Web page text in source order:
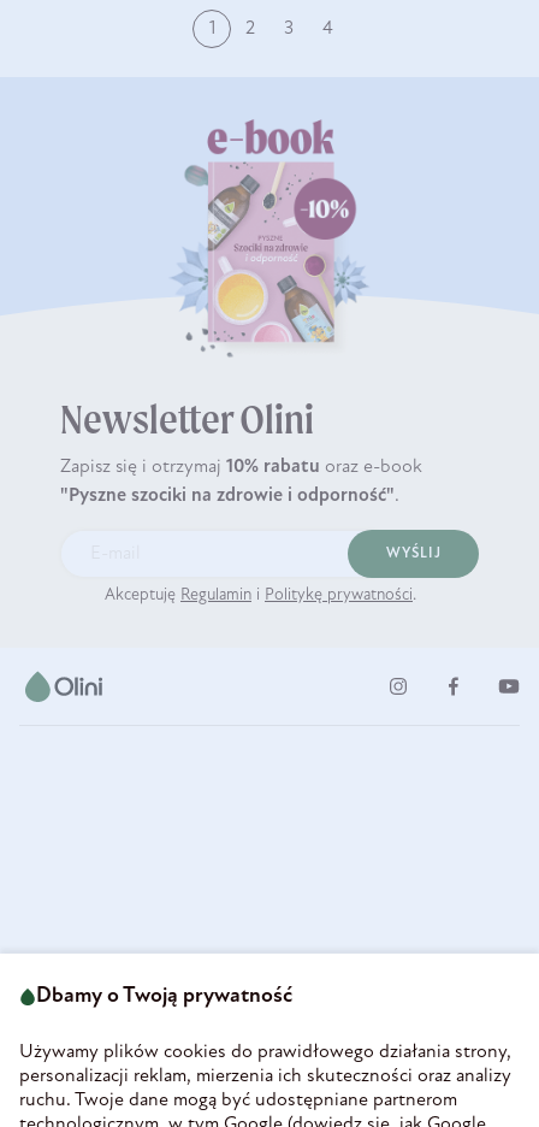
1 2 3 4
Newsletter Olini
Zapisz się i otrzymaj 10% rabatu oraz e-book
"Pyszne szociki na zdrowie i odporność".
WYŚLIJ
Akceptuję Regulamin i Politykę prywatności.
58-160 Świebodzice
REGON 890213034
INFORMACJE
Dbamy o Twoją prywatność
Używamy plików cookies do prawidłowego działania strony,
personalizacji reklam, mierzenia ich skuteczności oraz analizy
ruchu. Twoje dane mogą być udostępniane partnerom